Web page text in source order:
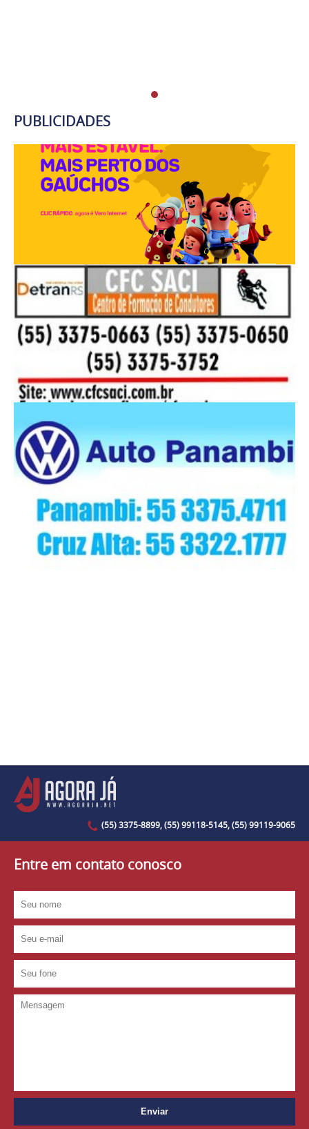
PUBLICIDADES
(55) 3375-8899, (55) 99118-5145, (55) 99119-9065
Entre em contato conosco